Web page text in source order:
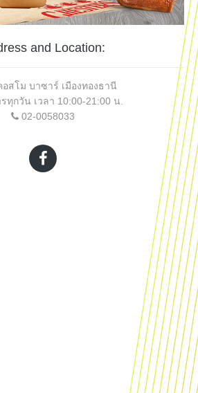
and Location:
สโม บาซาร์ เมืองทองธานี
ทุกวัน เวลา 10:00-21:00 น.
02-0058033